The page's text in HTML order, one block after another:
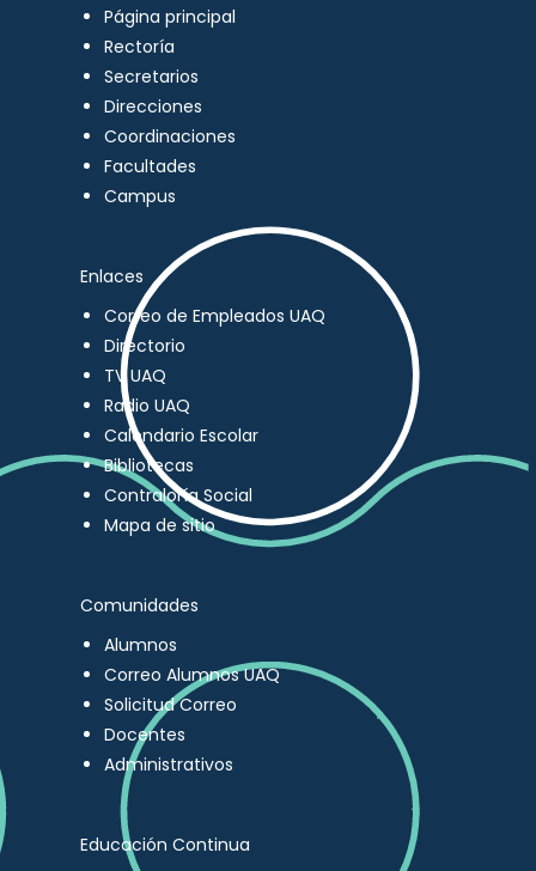
Página principal
Rectoría
Secretarios
Direcciones
Coordinaciones
Facultades
Campus
Enlaces
Correo de Empleados UAQ
Directorio
TV UAQ
Radio UAQ
Calendario Escolar
Bibliotecas
Contraloría Social
Mapa de sitio
Comunidades
Alumnos
Correo Alumnos UAQ
Solicitud Correo
Docentes
Administrativos
Educación Continua